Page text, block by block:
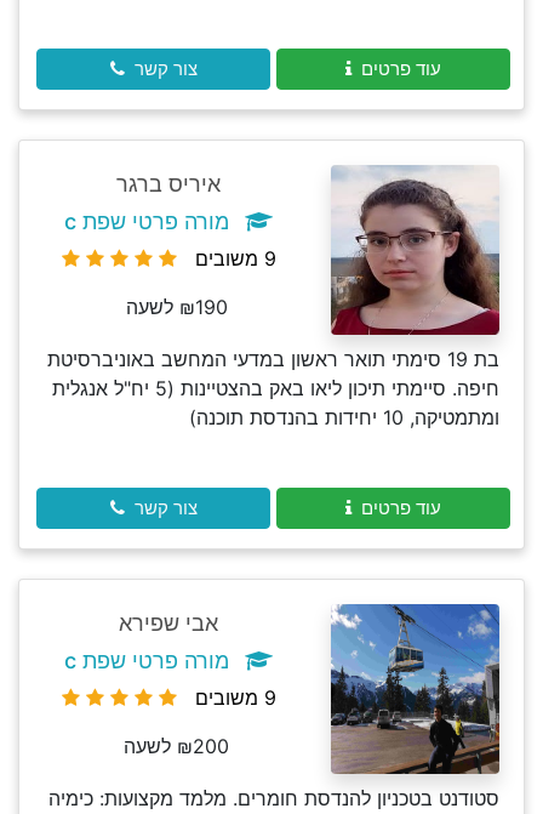
עוד פרטים צור קשר
איריס ברגר
מורה פרטי שפת c
9 משובים
₪190 לשעה
בת 19 סימתי תואר ראשון במדעי המחשב באוניברסיטת
חיפה. סיימתי תיכון ליאו באק בהצטיינות (5 יח"ל אנגלית
ומתמטיקה, 10 יחידות בהנדסת תוכנה)
עוד פרטים צור קשר
אבי שפירא
מורה פרטי שפת c
9 משובים
₪200 לשעה
סטודנט בטכניון להנדסת חומרים. מלמד מקצועות: כימיה